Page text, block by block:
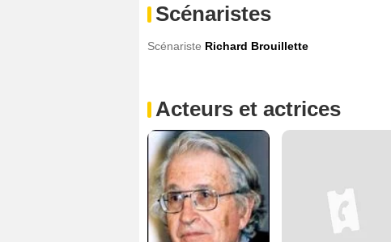
Scénaristes
Scénariste Richard Brouillette
Acteurs et actrices